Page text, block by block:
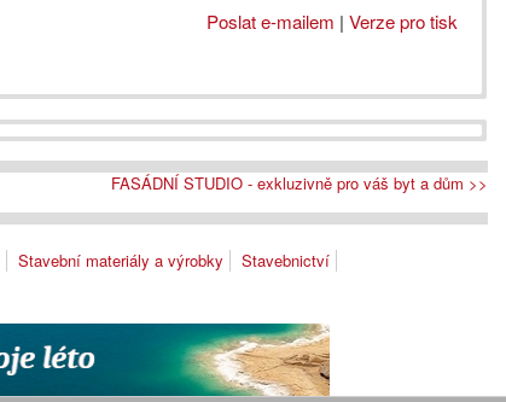
Poslat e-mailem | Verze pro tisk
FASÁDNÍ STUDIO - exkluzivně pro váš byt a dům >>
Stavební materiály a výrobky
Stavebnictví